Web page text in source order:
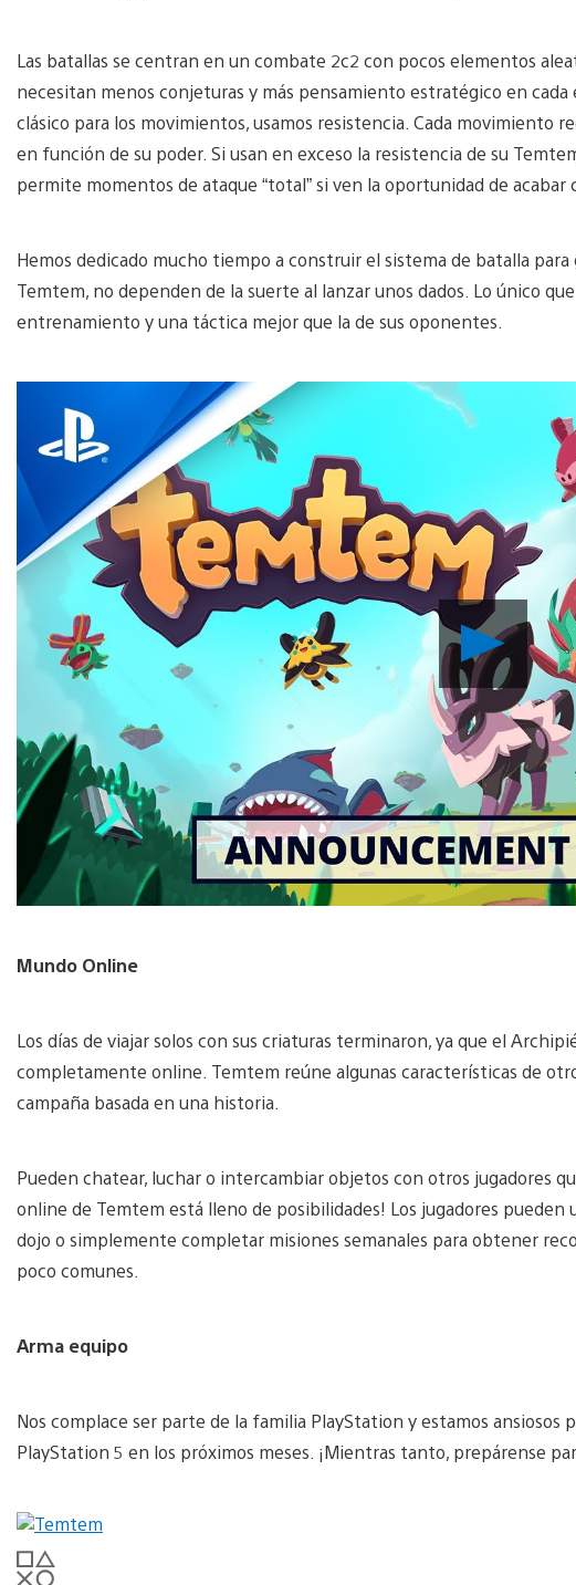
Las batallas se centran en un combate 2c2 con pocos elementos
necesitan menos conjeturas y más pensamiento estratégico en
clásico para los movimientos, usamos resistencia. Cada movimiento
en función de su poder. Si usan en exceso la resistencia de su
permite momentos de ataque “total” si ven la oportunidad de acabar
Hemos dedicado mucho tiempo a construir el sistema de batalla
Temtem, no dependen de la suerte al lanzar unos dados. Lo único
entrenamiento y una táctica mejor que la de sus oponentes.
Video
Mundo Online
Los días de viajar solos con sus criaturas terminaron, ya que el
completamente online. Temtem reúne algunas características de
campaña basada en una historia.
Pueden chatear, luchar o intercambiar objetos con otros jugadores
online de Temtem está lleno de posibilidades! Los jugadores
dojo o simplemente completar misiones semanales para obtener
poco comunes.
Arma equipo
Nos complace ser parte de la familia PlayStation y estamos
PlayStation 5 en los próximos meses. ¡Mientras tanto, prepárense